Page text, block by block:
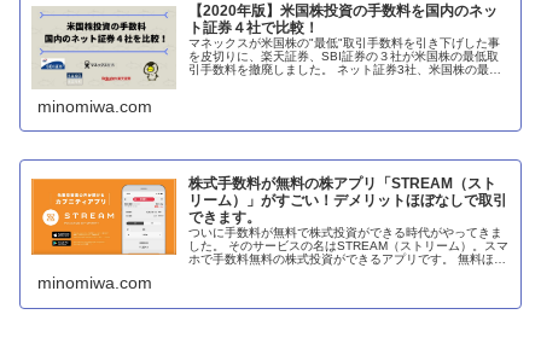
【2020年版】米国株投資の手数料を国内のネッ
ト証券４社で比較！
マネックスが米国株の"最低"取引手数料を引き下げした事
を皮切りに、楽天証券、SBI証券の３社が米国株の最低取
引手数料を撤廃しました。 ネット証券3社、米国株の最低
minomiwa.com
株式手数料が無料の株アプリ「STREAM（スト
リーム）」がすごい！デメリットほぼなしで取引
できます。
ついに手数料が無料で株式投資ができる時代がやってきま
した。 そのサービスの名はSTREAM（ストリーム）。スマ
ホで手数料無料の株式投資ができるアプリです。 無料ほど
minomiwa.com